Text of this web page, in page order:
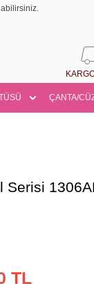
ÇANTA/
Serisi
TL